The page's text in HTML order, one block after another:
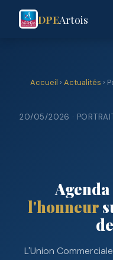
DPEArtois
Accueil › Actualités ›
20/05/2026 ·
l'honneur
L'Union